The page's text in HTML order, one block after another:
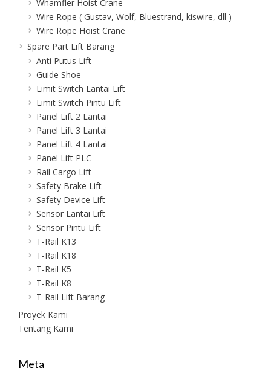
Whamfler Hoist Crane
Wire Rope ( Gustav, Wolf, Bluestrand, kiswire, dll )
Wire Rope Hoist Crane
Spare Part Lift Barang
Anti Putus Lift
Guide Shoe
Limit Switch Lantai Lift
Limit Switch Pintu Lift
Panel Lift 2 Lantai
Panel Lift 3 Lantai
Panel Lift 4 Lantai
Panel Lift PLC
Rail Cargo Lift
Safety Brake Lift
Safety Device Lift
Sensor Lantai Lift
Sensor Pintu Lift
T-Rail K13
T-Rail K18
T-Rail K5
T-Rail K8
T-Rail Lift Barang
Proyek Kami
Tentang Kami
Meta